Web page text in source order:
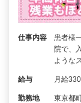
仕事内容
患者様
院で、
ような
給与 月給
勤務地 東京都